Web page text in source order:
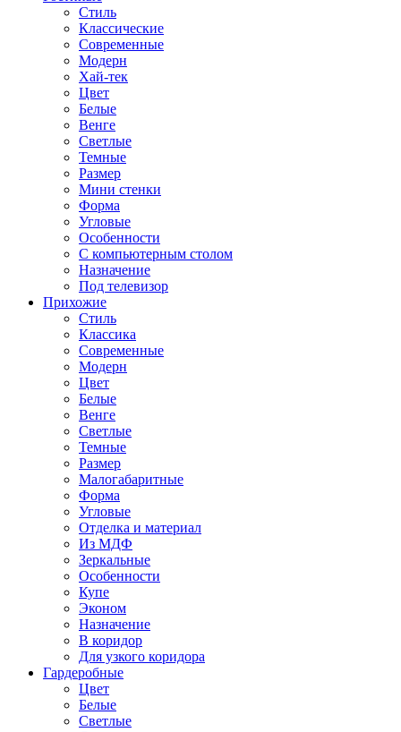
Стиль
Классические
Современные
Модерн
Хай-тек
Цвет
Белые
Венге
Светлые
Темные
Размер
Мини стенки
Форма
Угловые
Особенности
С компьютерным столом
Назначение
Под телевизор
Прихожие
Стиль
Классика
Современные
Модерн
Цвет
Белые
Венге
Светлые
Темные
Размер
Малогабаритные
Форма
Угловые
Отделка и материал
Из МДФ
Зеркальные
Особенности
Купе
Эконом
Назначение
В коридор
Для узкого коридора
Гардеробные
Цвет
Белые
Светлые